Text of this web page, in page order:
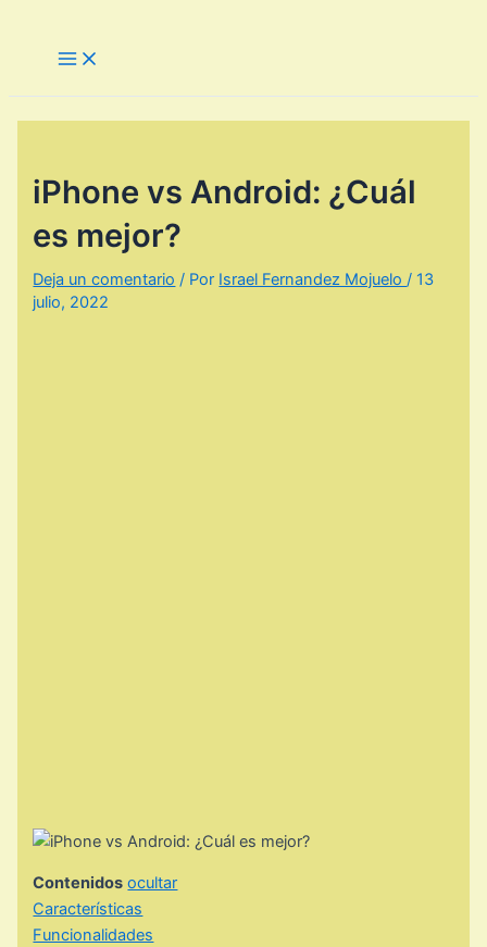
Main
Menu
iPhone vs Android: ¿Cuál
es mejor?
Deja un comentario / Por Israel Fernandez Mojuelo/13
julio, 2022
Contenidos ocultar
Características
Funcionalidades